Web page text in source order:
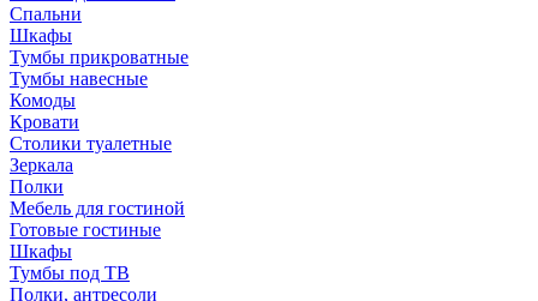
Спальни
Шкафы
Тумбы прикроватные
Тумбы навесные
Комоды
Кровати
Столики туалетные
Зеркала
Полки
Мебель для гостиной
Готовые гостиные
Шкафы
Тумбы под ТВ
Полки, антресоли